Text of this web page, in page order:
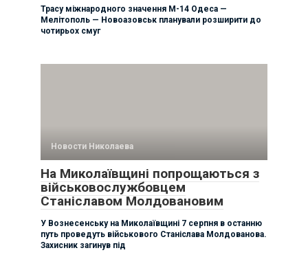
Трасу міжнародного значення М-14 Одеса —
Мелітополь — Новоазовськ планували розширити до
чотирьох смуг
Новости Николаева
На Миколаївщині попрощаються з
військовослужбовцем
Станіславом Молдовановим
У Вознесенську на Миколаївщині 7 серпня в останню
путь проведуть військового Станіслава Молдованова.
Захисник загинув під